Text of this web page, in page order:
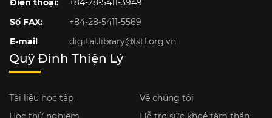
Điện thoại:
+84-28-5411-3949
Số FAX:
+84-28-5411-5569
E-mail
digital.library@lstf.org.vn
Quỹ Đinh Thiện Lý
Tài liệu học tập
Về chúng tôi